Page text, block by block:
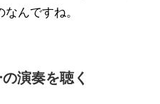
んですね。
演奏を聴く